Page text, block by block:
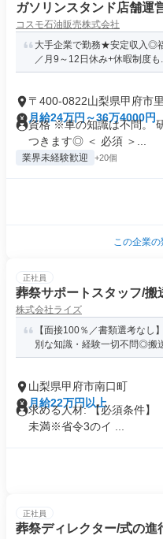
ガソリンスタンド店舗運
コスモ石油販売株式会社
大手企業で勤務★安定収入◎
／月9～12日休み+休暇制度も
〒400-0822山梨県甲府市
月給24万円～36万4000円
資格 ※車の知識は不問。
つきます◎ ＜ 必須 ＞...
業界未経験歓迎 +20個
この企業
正社員
葬祭サポートスタッフ/搬
株式会社ライズ
【面接100％／書類選考なし
別な知識・経験一切不問◎搬
山梨県甲府市南口町
月給22万円以上
求める人材: 【必須条件】
未満※省令3のイ ...
正社員
葬祭ディレクター/式の進